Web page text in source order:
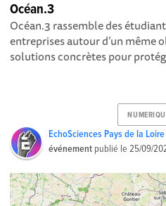
Océan.3
Océan.3 rassemble des
entreprises autour d’un même
solutions concrètes pour
EchoSciences Pays de la Loire
événement publié le25/09/